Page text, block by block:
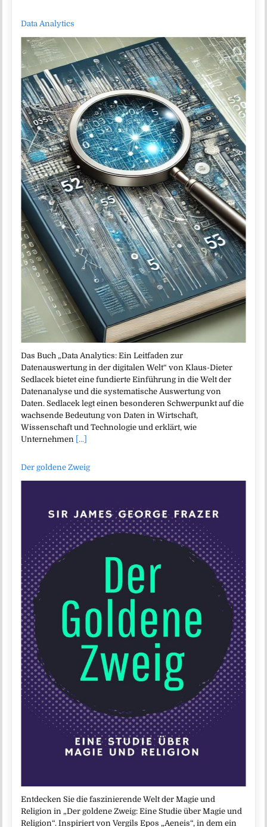
Data Analytics
Das Buch „Data Analytics: Ein Leitfaden zur
Datenauswertung in der digitalen Welt“ von Klaus-Dieter
Sedlacek bietet eine fundierte Einführung in die Welt der
Datenanalyse und die systematische Auswertung von
Daten. Sedlacek legt einen besonderen Schwerpunkt auf die
wachsende Bedeutung von Daten in Wirtschaft,
Wissenschaft und Technologie und erklärt, wie
Unternehmen [...]
Der goldene Zweig
Entdecken Sie die faszinierende Welt der Magie und
Religion in „Der goldene Zweig: Eine Studie über Magie und
Religion“. Inspiriert von Vergils Epos „Aeneis“, in dem ein